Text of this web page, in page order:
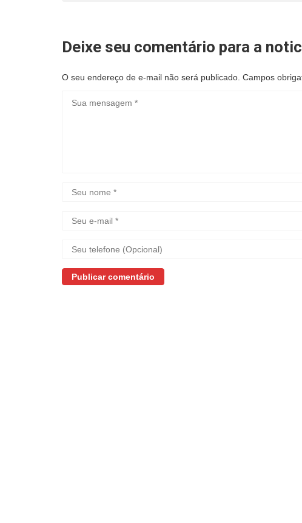
Deixe seu comentário para a
O seu endereço de e-mail não será publicado. Campos